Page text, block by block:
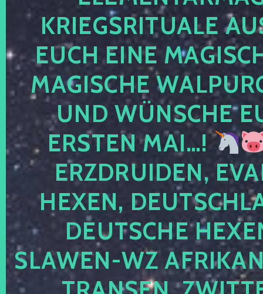
KRIEGSRITUALE
EUCH EINE
MAGISCHE
UND WÜNSCHE
ERSTEN MAI…!
ERZDRUIDEN,
HEXEN,
DEUTSCHE
SLAWEN-WZ